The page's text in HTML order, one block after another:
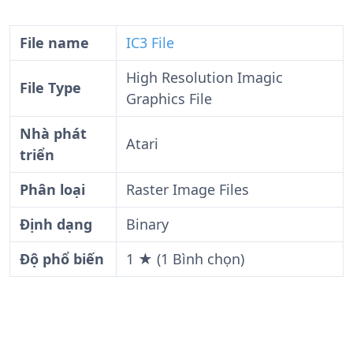
File name IC3 File
File Type
High Resolution Imagic
Graphics File
Nhà phát
triển
Atari
Phân loại
Raster Image Files
Định dạng
Binary
Độ phổ biến
1 ★ (1 Bình chọn)